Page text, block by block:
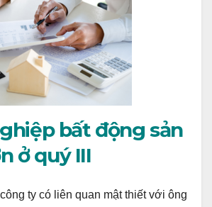
bất động sản
ở quý III
ty có liên quan mật thiết với ông